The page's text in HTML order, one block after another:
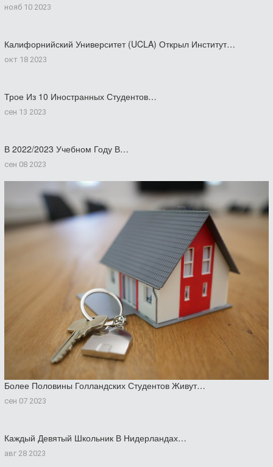
нояб 10 2023
Калифорнийский Университет (UCLA) Открыл Институт…
окт 18 2023
Трое Из 10 Иностранных Студентов…
сен 13 2023
В 2022/2023 Учебном Году В…
сен 08 2023
Более Половины Голландских Студентов Живут…
сен 07 2023
Каждый Девятый Школьник В Нидерландах…
авг 28 2023